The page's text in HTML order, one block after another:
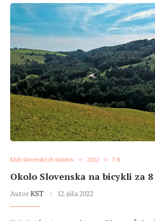
Klub slovenských turistov 2022 7-8
Okolo Slovenska na bicykli za
AutorKST 12. júla 2022